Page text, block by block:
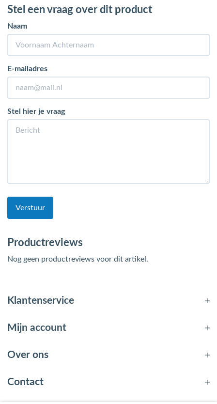
Stel een vraag over dit product
Naam
E-mailadres
Stel hier je vraag
Verstuur
Productreviews
Nog geen productreviews voor dit artikel.
Klantenservice
Mijn account
Over ons
Contact